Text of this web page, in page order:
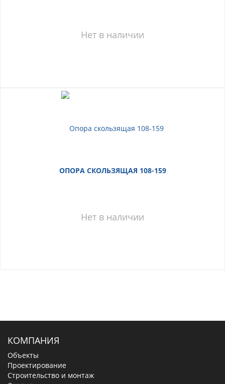
Нет в наличии
ОПОРА СКОЛЬЗЯЩАЯ 108-159
Нет в наличии
КОМПАНИЯ
Объекты
Проектирование
Строительство и монтаж